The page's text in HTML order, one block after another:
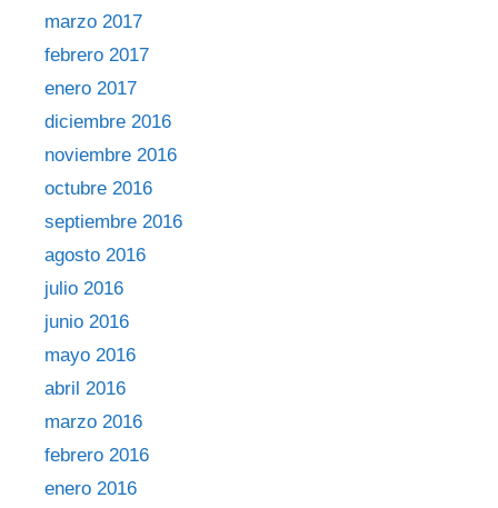
marzo 2017
febrero 2017
enero 2017
diciembre 2016
noviembre 2016
octubre 2016
septiembre 2016
agosto 2016
julio 2016
junio 2016
mayo 2016
abril 2016
marzo 2016
febrero 2016
enero 2016